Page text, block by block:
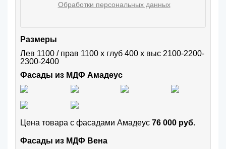
Обработки персональных данных
Размеры
Лев 1100 / прав 1100 х глуб 400 х выс 2100-2200-
2300-2400
Фасады из МДФ Амадеус
Цена товара с фасадами Амадеус 76 000 руб.
Фасады из МДФ Вена